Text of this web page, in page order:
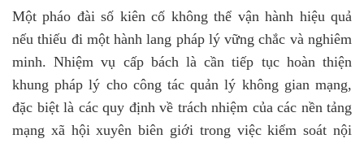
Một pháo đài số kiên cố không thể vận hành hiệu quả
nếu thiếu đi một hành lang pháp lý vững chắc và nghiêm
minh. Nhiệm vụ cấp bách là cần tiếp tục hoàn thiện
khung pháp lý cho công tác quản lý không gian mạng,
đặc biệt là các quy định về trách nhiệm của các nền tảng
mạng xã hội xuyên biên giới trong việc kiểm soát nội